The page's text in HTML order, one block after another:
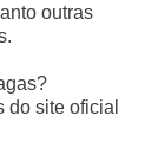
outras
do site oficial